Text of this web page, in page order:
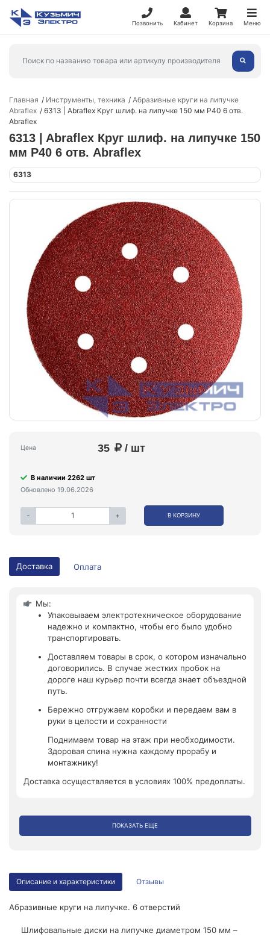
Позвонить Кабинет Корзина Меню
Главная Инструменты, техника
Абразивные круги на липучке
Abraflex
6313 | Abraflex Круг шлиф. на липучке 150 мм P40 6 отв.
Abraflex
6313 | Abraflex Круг шлиф. на липучке 150
мм P40 6 отв. Abraflex
6313
Цена 35 / шт
В наличии 2262 шт
Обновлено 19.06.2026
- + В КОРЗИНУ
Доставка Оплата
Мы:
Упаковываем электротехническое оборудование
надежно и компактно, чтобы его было удобно
транспортировать.
Доставляем товары в срок, о котором изначально
договорились. В случае жестких пробок на
дороге наш курьер почти всегда знает объездной
путь.
Бережно отгружаем коробки и передаем вам в
руки в целости и сохранности
Поднимаем товар на этаж при необходимости.
Здоровая спина нужна каждому прорабу и
монтажнику!
Доставка осуществляется в условиях 100% предоплаты.
ПОКАЗАТЬ ЕЩЕ
Описание и характеристики Отзывы
Абразивные круги на липучке. 6 отверстий
Шлифовальные диски на липучке диаметром 150 мм –